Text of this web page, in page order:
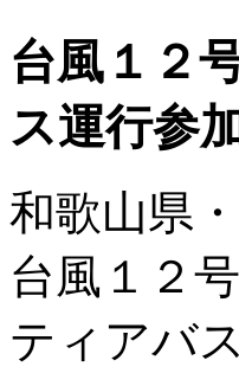
台風１２
ス運行参
和歌山県
台風１２
ティアバ